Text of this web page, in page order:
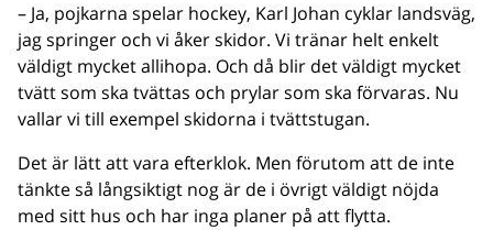
– Ja, pojkarna spelar hockey, Karl Johan cyklar landsväg,
jag springer och vi åker skidor. Vi tränar helt enkelt
väldigt mycket allihopa. Och då blir det väldigt mycket
tvätt som ska tvättas och prylar som ska förvaras. Nu
vallar vi till exempel skidorna i tvättstugan.
Det är lätt att vara efterklok. Men förutom att de inte
tänkte så långsiktigt nog är de i övrigt väldigt nöjda
med sitt hus och har inga planer på att flytta.